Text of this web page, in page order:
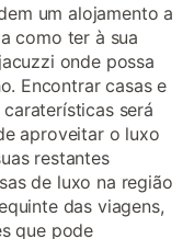
um alojamento a
como ter à sua
onde possa
Encontrar casas e
será
aproveitar o luxo
restantes
de luxo na região
das viagens,
que pode